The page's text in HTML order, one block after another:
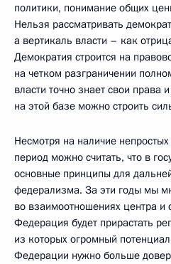
политики, понимание общих
Нельзя рассматривать
а вертикаль власти – как
Демократия строится на
на четком разграничении
власти точно знает свои права
на этой базе можно строить
Несмотря на наличие
период можно считать, что в
основные принципы для
федерализма. За эти годы мы
во взаимоотношениях центра и
Федерация будет прирастать
из которых огромный
Федерации нужно больше